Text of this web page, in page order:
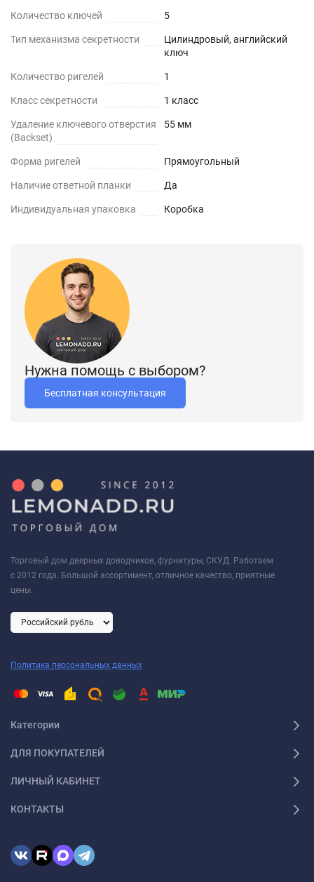
Количество ключей 5
Тип механизма секретности
Цилиндровый, английский
ключ
Количество ригелей 1
Класс секретности 1 класс
Удаление ключевого отверстия
(Backset)
55 мм
Форма ригелей Прямоугольный
Наличие ответной планки Да
Индивидуальная упаковка Коробка
Нужна помощь с выбором?
Бесплатная консультация
Торговый дом дверных доводчиков, фурнитуры, СКУД. Работаем
с 2012 года. Большой ассортимент, отличное качество, приятные
цены.
Политика персональных данных
Категории
ДЛЯ ПОКУПАТЕЛЕЙ
ЛИЧНЫЙ КАБИНЕТ
КОНТАКТЫ